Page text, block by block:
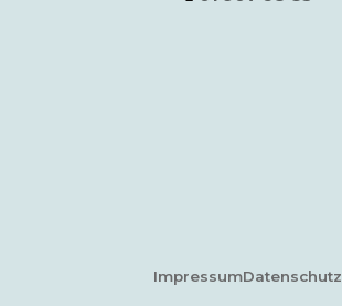
ImpressumDatenschutz